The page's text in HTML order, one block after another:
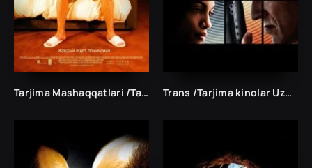
Tarjima Mashaqqatlari /Tarjima kinolar Uzbek tilida Таржима кинолар Ўзбек тилида/ Trans /Tarjima kinolar Uzbek tilida Таржима кинолар Ўзбек тилида/